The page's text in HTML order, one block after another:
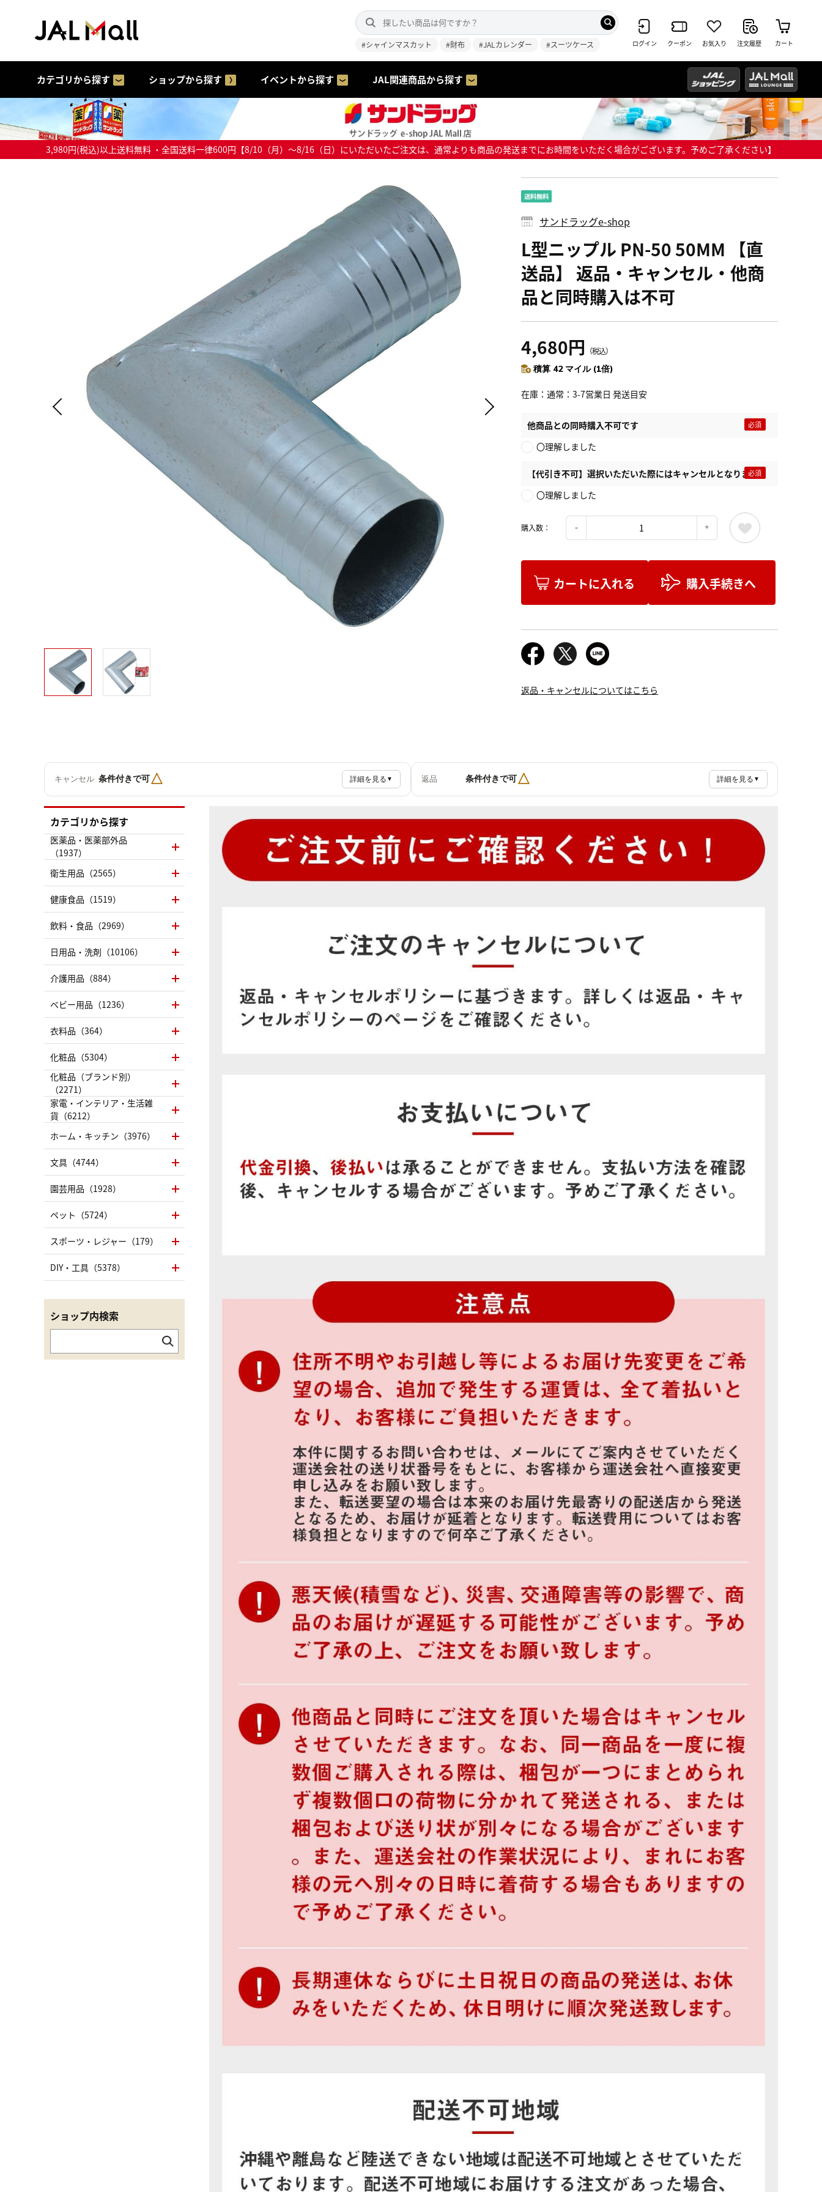
#シャインマスカット #財布 #JALカレンダー #スーツケース ログイン クーポン お気入り 注文履歴 カート
カテゴリから探す ショップから探す イベントから探す JAL関連商品から探す
3,980円(税込)以上送料無料 ・全国送料一律600円【8/10（月）～8/16（日）にいただいたご注文は、通常よりも商品の発送までにお時間をいただく場合がございます。予めご了承ください】
サンドラッグe-shop
L型ニップル PN-50 50MM 【直
送品】 返品・キャンセル・他商
品と同時購入は不可
4,680円 （税込）
積算 42 マイル (1倍)
在庫 通常：3-7営業日 発送目安
他商品との同時購入不可です
〇理解しました
【代引き不可】選択いただいた際にはキャンセルとなります
〇理解しました
購入数：
カートに入れる 購入手続きへ
返品・キャンセルについてはこちら
キャンセル 条件付きで可△ 詳細を見る ▼ 返品 条件付きで可△ 詳細を見る ▼
カテゴリから探す
医薬品・医薬部外品
（1937）
衛生用品（2565）
健康食品（1519）
飲料・食品（2969）
日用品・洗剤（10106）
介護用品（884）
ベビー用品（1236）
衣料品（364）
化粧品（5304）
化粧品（ブランド別）
（2271）
家電・インテリア・生活雑
貨（6212）
ホーム・キッチン（3976）
文具（4744）
園芸用品（1928）
ペット（5724）
スポーツ・レジャー（179）
DIY・工具（5378）
ショップ内検索